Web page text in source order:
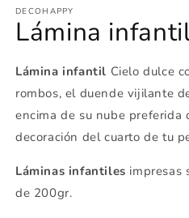
multimedia
1
en
modal
DECOHAPPY
Lámina
Lámina infantil Cielo dulce
rombos, el duende vijilante
encima de su nube preferida
decoración del cuarto de tu
Láminas infantiles impresas
de 200gr.